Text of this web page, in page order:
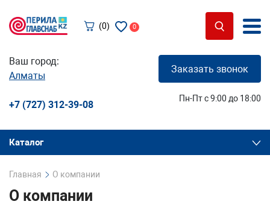
(0) 0
Ваш город:
Алматы
Заказать звонок
+7 (727) 312-39-08
Пн-Пт с 9:00 до 18:00
Каталог
Главная О компании
О компании